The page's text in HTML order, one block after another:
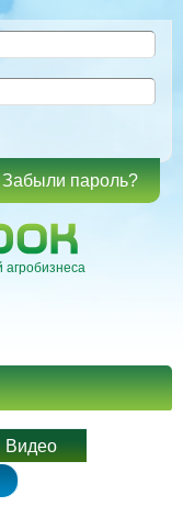
Забыли пароль?
Видео